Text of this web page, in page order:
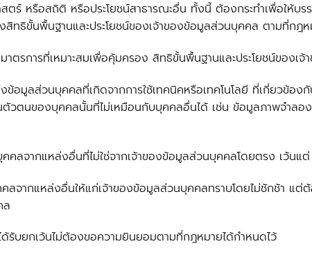
ร์ หรือสถิติ หรือประโยชน์สาธารณะอื่น ทั้งนี้ ต้องกระทำเพื่อให้บร
สิทธิขั้นพื้นฐานและประโยชน์ของเจ้าของข้อมูลส่วนบุคคล ตามที่กฎ
ตรการที่เหมาะสมเพื่อคุ้มครอง สิทธิขั้นพื้นฐานและประโยชน์ของเ
อมูลส่วนบุคคลที่เกิดจากการใช้เทคนิคหรือเทคโนโลยี ที่เกี่ยวข้อง
วตนของบุคคลนั้นที่ไม่เหมือนกับบุคคลอื่นได้ เช่น ข้อมูลภาพจำล
คลจากแหล่งอื่นที่ไม่ใช่จากเจ้าของข้อมูลส่วนบุคคลโดยตรง เว้นแต่
ลจากแหล่งอื่นให้แก่เจ้าของข้อมูลส่วนบุคคลทราบโดยไม่ชักช้า แต่
ล
รับยกเว้นไม่ต้องขอความยินยอมตามที่กฎหมายได้กำหนดไว้